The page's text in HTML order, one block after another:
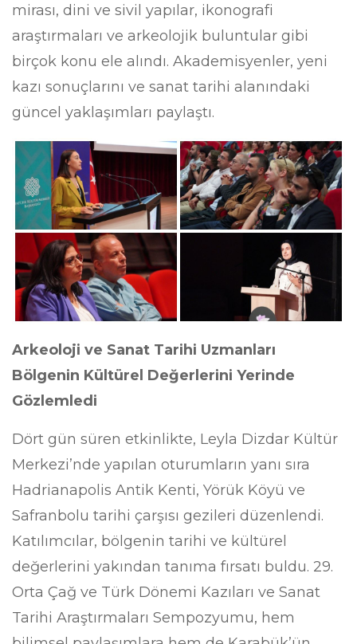
mirası, dini ve sivil yapılar, ikonografi
araştırmaları ve arkeolojik buluntular gibi
birçok konu ele alındı. Akademisyenler, yeni
kazı sonuçlarını ve sanat tarihi alanındaki
güncel yaklaşımları paylaştı.
Arkeoloji ve Sanat Tarihi Uzmanları
Bölgenin Kültürel Değerlerini Yerinde
Gözlemledi
Dört gün süren etkinlikte, Leyla Dizdar Kültür
Merkezi’nde yapılan oturumların yanı sıra
Hadrianapolis Antik Kenti, Yörük Köyü ve
Safranbolu tarihi çarşısı gezileri düzenlendi.
Katılımcılar, bölgenin tarihi ve kültürel
değerlerini yakından tanıma fırsatı buldu. 29.
Orta Çağ ve Türk Dönemi Kazıları ve Sanat
Tarihi Araştırmaları Sempozyumu, hem